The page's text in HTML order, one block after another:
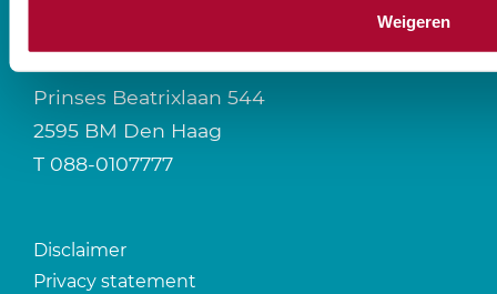
Weigeren
Prinses Beatrixlaan 544
2595 BM Den Haag
T 088-0107777
Disclaimer
Privacy statement